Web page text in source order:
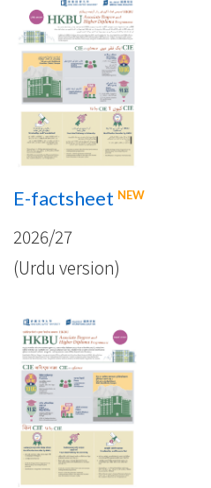
E-factsheet NEW
2026/27
(Urdu version)